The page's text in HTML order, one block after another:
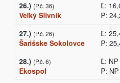
26.) (P.č. 36)
Veľký Slivník
Ľ:
P:
27.) (P.č. 26)
Šarišske Sokolovce
Ľ:
P:
28.) (P.č. 6)
Ekospol
Ľ: NP
P: NP